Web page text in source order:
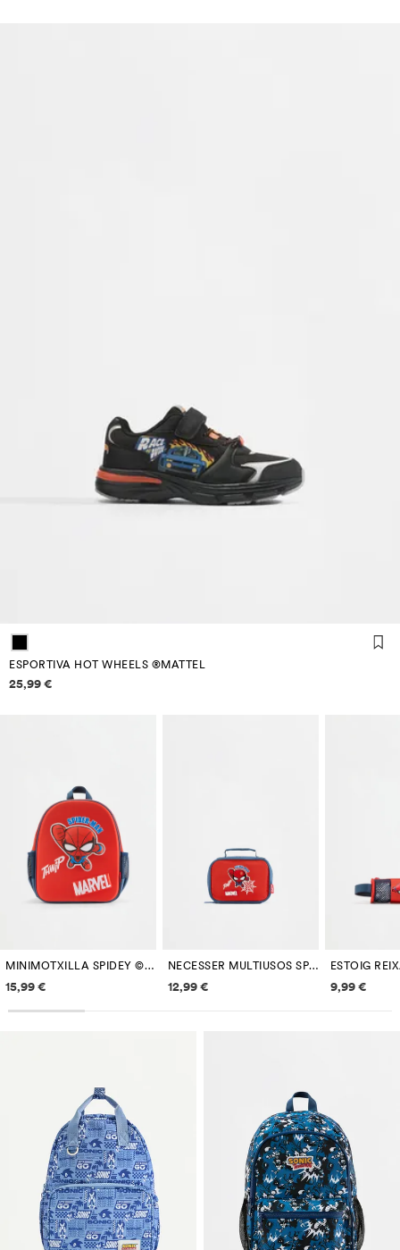
ESPORTIVA HOT WHEELS ®MATTEL
Informació de preus
25,99 €
MINIMOTXILLA SPIDEY ©MARVEL
Informació de preus
15,99 €
NECESSER MULTIUSOS SPIDEY ©MARVEL
Informació de preus
12,99 € 9,99 €